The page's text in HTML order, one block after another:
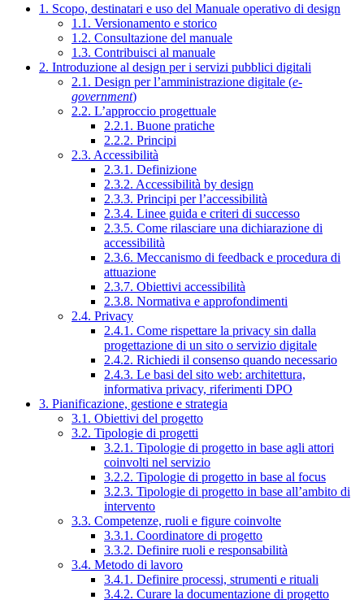
1. Scopo, destinatari e uso del Manuale operativo di design
1.1. Versionamento e storico
1.2. Consultazione del manuale
1.3. Contribuisci al manuale
2. Introduzione al design per i servizi pubblici digitali
2.1. Design per l’amministrazione digitale (e-
government)
2.2. L’approccio progettuale
2.2.1. Buone pratiche
2.2.2. Principi
2.3. Accessibilità
2.3.1. Definizione
2.3.2. Accessibilità by design
2.3.3. Principi per l’accessibilità
2.3.4. Linee guida e criteri di successo
2.3.5. Come rilasciare una dichiarazione di
accessibilità
2.3.6. Meccanismo di feedback e procedura di
attuazione
2.3.7. Obiettivi accessibilità
2.3.8. Normativa e approfondimenti
2.4. Privacy
2.4.1. Come rispettare la privacy sin dalla
progettazione di un sito o servizio digitale
2.4.2. Richiedi il consenso quando necessario
2.4.3. Le basi del sito web: architettura,
informativa privacy, riferimenti DPO
3. Pianificazione, gestione e strategia
3.1. Obiettivi del progetto
3.2. Tipologie di progetti
3.2.1. Tipologie di progetto in base agli attori
coinvolti nel servizio
3.2.2. Tipologie di progetto in base al focus
3.2.3. Tipologie di progetto in base all’ambito di
intervento
3.3. Competenze, ruoli e figure coinvolte
3.3.1. Coordinatore di progetto
3.3.2. Definire ruoli e responsabilità
3.4. Metodo di lavoro
3.4.1. Definire processi, strumenti e rituali
3.4.2. Curare la documentazione di progetto